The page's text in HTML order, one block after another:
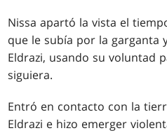
Nissa apartó la vista el
que le subía por la garganta
Eldrazi, usando su voluntad
siguiera.
Entró en contacto con la
Eldrazi e hizo emerger